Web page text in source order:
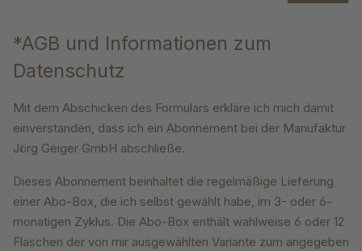
*AGB und Informationen zum
Datenschutz
Mit dem Abschicken des Formulars erkläre ich mich damit
einverstanden, dass ich ein Abonnement bei der Manufaktur
Jörg Geiger GmbH abschließe.
Dieses Abonnement beinhaltet die regelmäßige Lieferung
einer Abo-Box, die ich selbst gewählt habe, im 3- oder 6-
monatigen Zyklus. Die Abo-Box enthält wahlweise 6 oder 12
Flaschen der von mir ausgewählten Variante zum angegeben